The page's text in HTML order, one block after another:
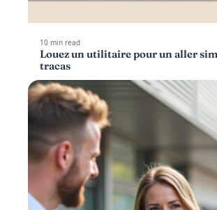
10 min read
Louez un utilitaire pour un aller
tracas